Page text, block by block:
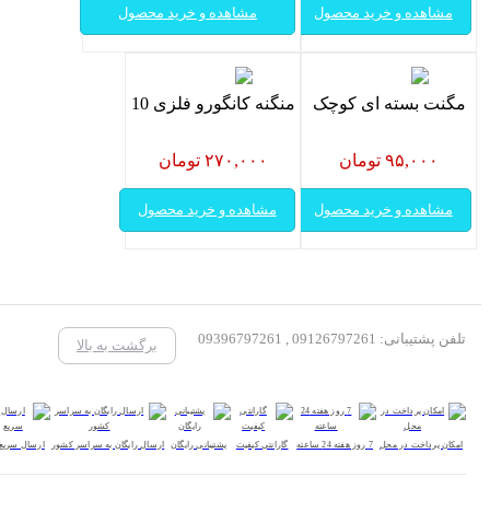
مشاهده و خرید محصول مشاهده و خرید محصول
مگنت بسته ای کوچک
۹۵,۰۰۰ تومان
مشاهده و خرید محصول
منگنه کانگورو فلزی 10
۲۷۰,۰۰۰ تومان
مشاهده و خرید محصول
تلفن پشتیبانی: 09126797261 , 09396797261 برگشت به بالا
امکان پرداخت در محل 7 روز هفته 24 ساعته گارانتی کیفیت پشتیبانی رایگان ارسال رایگان به سراسر کشور ارسال سریع